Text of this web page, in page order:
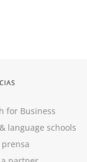
for Business
language schools